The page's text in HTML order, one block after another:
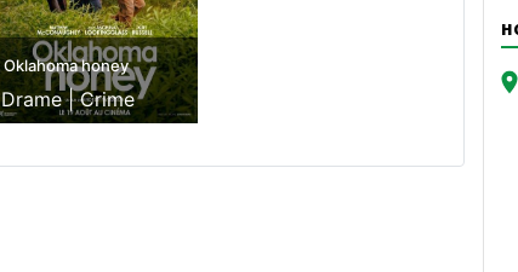
Oklahoma honey
Drame |Crime